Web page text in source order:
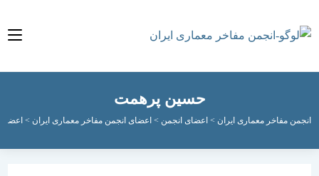
حسین پرهمت
مفاخر معماری ایران > اعضای انجمن>اعضای انجمن مفاخر معماری ایران > اعضای فعال